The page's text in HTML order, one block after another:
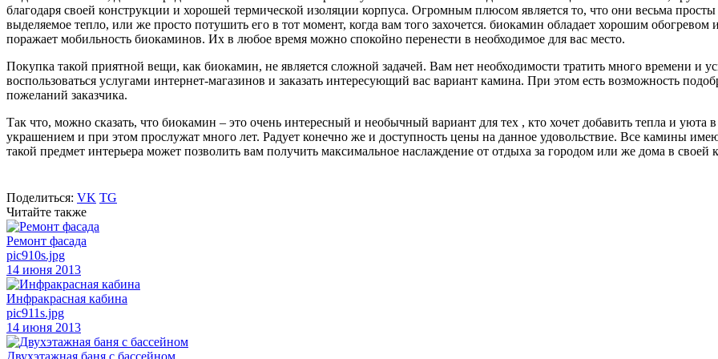
благодаря своей конструкции и хорошей термической изоляции корпуса. Огромным плюсом является то, что они весьма
выделяемое тепло, или же просто потушить его в тот момент, когда вам того захочется. биокамин обладает хорошим
поражает мобильность биокаминов. Их в любое время можно спокойно перенести в необходимое для вас место.
Покупка такой приятной вещи, как биокамин, не является сложной задачей. Вам нет необходимости тратить много времени и
воспользоваться услугами интернет-магазинов и заказать интересующий вас вариант камина. При этом есть возможность
пожеланий заказчика.
Так что, можно сказать, что биокамин – это очень интересный и необычный вариант для тех , кто хочет добавить тепла и
украшением и при этом прослужат много лет. Радует конечно же и доступность цены на данное удовольствие. Все камины
такой предмет интерьера может позволить вам получить максимальное наслаждение от отдыха за городом или же дома в своей
Поделиться: VK TG
Читайте также
Ремонт фасада
pic910s.jpg
14 июня 2013
Инфракрасная кабина
pic911s.jpg
14 июня 2013